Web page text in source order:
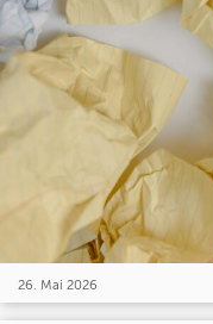
26. Mai 2026